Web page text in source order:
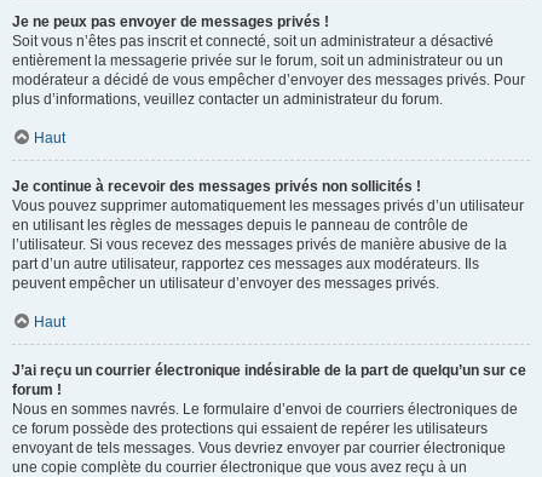
Je ne peux pas envoyer de messages privés !
Soit vous n’êtes pas inscrit et connecté, soit un administrateur a désactivé
entièrement la messagerie privée sur le forum, soit un administrateur ou un
modérateur a décidé de vous empêcher d’envoyer des messages privés. Pour
plus d’informations, veuillez contacter un administrateur du forum.
Haut
Je continue à recevoir des messages privés non sollicités !
Vous pouvez supprimer automatiquement les messages privés d’un utilisateur
en utilisant les règles de messages depuis le panneau de contrôle de
l’utilisateur. Si vous recevez des messages privés de manière abusive de la
part d’un autre utilisateur, rapportez ces messages aux modérateurs. Ils
peuvent empêcher un utilisateur d’envoyer des messages privés.
Haut
J’ai reçu un courrier électronique indésirable de la part de quelqu’un sur ce
forum !
Nous en sommes navrés. Le formulaire d’envoi de courriers électroniques de
ce forum possède des protections qui essaient de repérer les utilisateurs
envoyant de tels messages. Vous devriez envoyer par courrier électronique
une copie complète du courrier électronique que vous avez reçu à un